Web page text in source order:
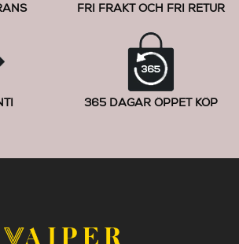
FRI FRAKT OCH FRI RETUR
365 DAGAR ÖPPET KÖP